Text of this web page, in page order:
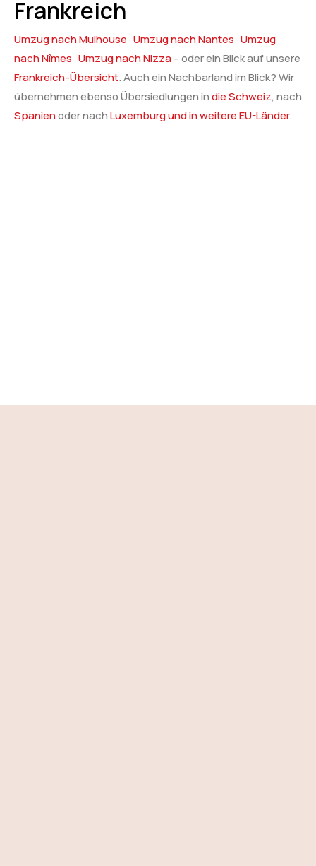
Frankreich
Umzug nach Mulhouse ·Umzug nach Nantes ·Umzug
nach Nîmes ·Umzug nach Nizza– oder ein Blick auf unsere
Frankreich-Übersicht. Auch ein Nachbarland im Blick? Wir
übernehmen ebenso Übersiedlungen indie Schweiz, nach
Spanienoder nachLuxemburg und in weitere EU-Länder.